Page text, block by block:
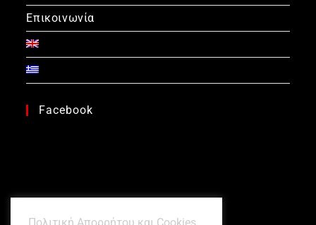
Επικοινωνία
Facebook